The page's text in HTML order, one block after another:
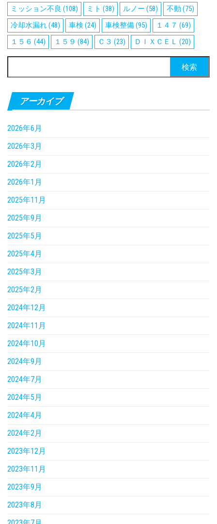
ミッション不良 (108) ミト (38) ルノー (58) 不動 (75)
冷却水漏れ(48) 車検 (24) 車検整備(95) １４７ (69)
１５６ (44) １５９ (84) Ｃ３ (23) ＤＩＸＣＥＬ (20)
索:
アーカイブ
2026年6月
2026年3月
2026年2月
2026年1月
2025年11月
2025年9月
2025年5月
2025年4月
2025年3月
2025年2月
2024年12月
2024年11月
2024年10月
2024年9月
2024年7月
2024年5月
2024年4月
2024年2月
2023年12月
2023年11月
2023年9月
2023年8月